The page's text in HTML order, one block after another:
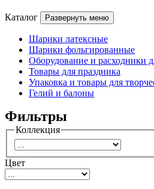
Каталог Развернуть меню
Шарики латексные
Шарики фольгированные
Оборудование и расходники
Товары для праздника
Упаковка и товары для
Гелий и балоны
Фильтры
Коллекция
Цвет